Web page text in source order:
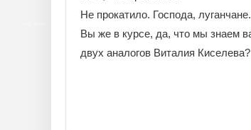
Не прокатило. Господа, луганчане.
Вы же в курсе, да, что мы знаем
двух аналогов Виталия Киселева?